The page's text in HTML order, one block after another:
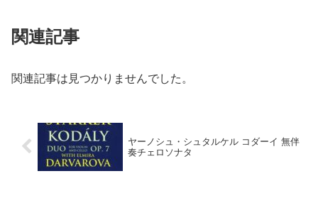
関連記事
関連記事は見つかりませんでした。
ヤーノシュ・シュタルケル コダーイ 無伴
奏チェロソナタ